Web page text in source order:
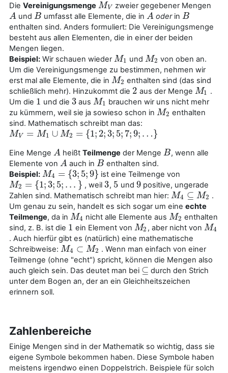
Die Vereinigungsmenge M V
MV zweier gegebener Mengen
A
A und B
B umfasst alle Elemente, die in A
A oderin B
B
enthalten sind. Anders formuliert: Die Vereinigungsmenge
besteht aus allen Elementen, die in einer der beiden
Mengen liegen.
Beispiel: Wir schauen wiederM1
M1 und M2
M2 von oben an.
Um die Vereinigungsmenge zu bestimmen, nehmen wir
erst mal alle Elemente, die in M2
M2 enthalten sind (das sind
schließlich mehr). Hinzukommt die 2
2 aus der Menge M1
M1
.
Um die 1
1 und die 3
3 aus M1
M1
brauchen wir uns nicht mehr
zu kümmern, weil sie ja sowieso schon in M2
M2 enthalten
sind. Mathematisch schreibt man das:
M V = M1 ∪ M2 = {1; 2;3; 5; 7;9; …}
MV= M1 ∪M ={ 1;2; 3;5 7 ;9; …}
Eine Menge A
A heißtTeilmenge der Menge B
B , wenn alle
Elemente von A
A auch in B
B enthalten sind.
Beispiel: M4 = {3; 5;9}
M4= {3 5;9 ist eine Teilmenge von
M2 = {1;3; 5; . . . }
M2= {1; 3 ;5; ...} , weil3
3, 5
5 und 9
9 positive, ungerade
Zahlen sind. Mathematisch schreibt man hier: M4 ⊆ M2
M4⊆M 2
.
Um genau zu sein, handelt es sich sogar um eine echte
Teilmenge, da in M4
M4 nicht alle Elemente aus M2
M2 enthalten
sind, z. B. ist die 1
1 ein Element von M2
M2 , aber nicht von M4
M4
. Auch hierfür gibt es (natürlich) eine mathematische
Schreibweise: M4 ⊂ M2
M4⊂M 2
. Wenn man einfach von einer
Teilmenge (ohne "echt") spricht, können die Mengen also
auch gleich sein. Das deutet man bei ⊆
⊆ durch den Strich
unter dem Bogen an, der an ein Gleichheitszeichen
erinnern soll.
Zahlenbereiche
Einige Mengen sind in der Mathematik so wichtig, dass sie
eigene Symbole bekommen haben. Diese Symbole haben
meistens irgendwo einen Doppelstrich. Beispiele für solch